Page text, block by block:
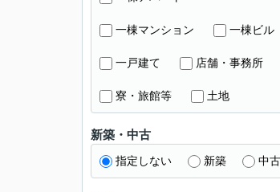
一棟マンション 一棟ビル
一戸建て 店舗・事務所
寮・旅館等 土地
新築・中古
指定しない 新築 中古